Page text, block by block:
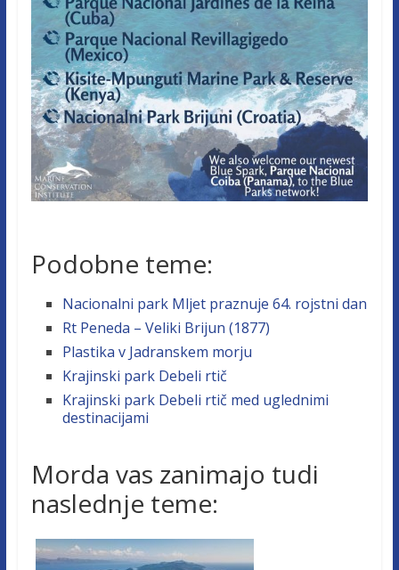
Podobne teme:
Nacionalni park Mljet praznuje 64. rojstni dan
Rt Peneda – Veliki Brijun (1877)
Plastika v Jadranskem morju
Krajinski park Debeli rtič
Krajinski park Debeli rtič med uglednimi
destinacijami
Morda vas zanimajo tudi
naslednje teme: